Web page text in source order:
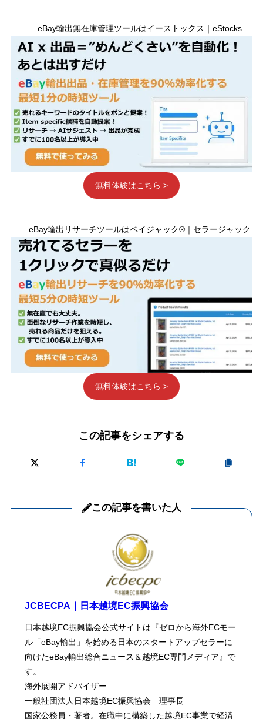
eBay輸出無在庫管理ツールはイーストックス｜eStocks
無料体験はこちら >
eBay輸出リサーチツールはベイジャック®｜セラージャック
無料体験はこちら >
この記事をシェアする
この記事を書いた人
JCBECPA｜日本越境EC振興協会
日本越境EC振興協会公式サイトは『ゼロから海外ECモー
ル「eBay輸出」を始める日本のスタートアップセラーに
向けたeBay輸出総合ニュース＆越境EC専門メディア』で
す。
海外展開アドバイザー
一般社団法人日本越境EC振興協会 理事長
​国家公務員・著者。在職中に構築した越境EC事業で経済